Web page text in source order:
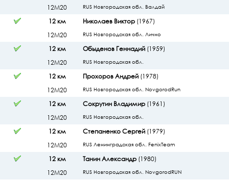
12М20
RUS Новгородская обл. Валдай
12 км
12М20
Николаев Виктор(1967)
RUS Новгородская обл. Лично
12 км
12М20
Обыденов Геннадий(1959)
RUS Новгородская обл.
12 км
12М20
Прохоров Андрей(1978)
RUS Новгородская обл. NovgorodRun
12 км
12М20
Сокрутин Владимир(1961)
RUS Новгородская обл.
12 км
12М20
Степаненко Сергей(1979)
RUS Ленинградская обл. FenixTeam
12 км
12М20
Танин Александр(1980)
RUS Новгородская обл. NovgorodRUN